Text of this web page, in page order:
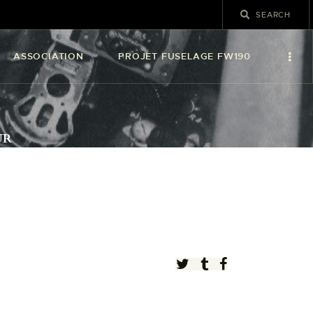
ASSOCIATION PROJET FUSELAGE FW190